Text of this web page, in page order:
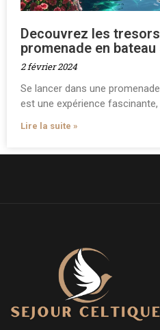
Decouvrez les
promenade en
2 février 2024
Se lancer dans une
est une expérience fascinante,
Lire la suite »